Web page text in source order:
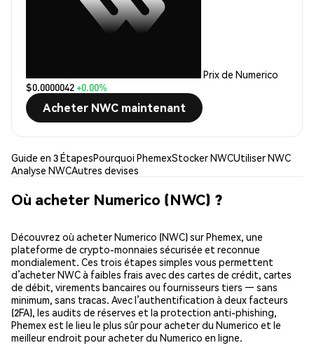
Prix de Numerico
$0.0000042+0.00%
Acheter NWC maintenant
Guide en 3 ÉtapesPourquoi PhemexStocker NWCUtiliser NWC
Analyse NWCAutres devises
Où acheter Numerico (NWC) ?
Découvrez où acheter Numerico (NWC) sur Phemex, une
plateforme de crypto-monnaies sécurisée et reconnue
mondialement. Ces trois étapes simples vous permettent
d’acheter NWC à faibles frais avec des cartes de crédit, cartes
de débit, virements bancaires ou fournisseurs tiers — sans
minimum, sans tracas. Avec l’authentification à deux facteurs
(2FA), les audits de réserves et la protection anti-phishing,
Phemex est le lieu le plus sûr pour acheter du Numerico et le
meilleur endroit pour acheter du Numerico en ligne.